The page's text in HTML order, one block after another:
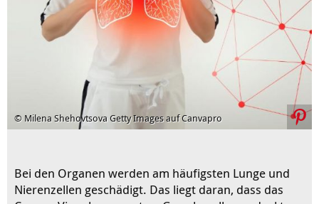
© Milena Shehovtsova Getty Images auf Canvapro
Bei den Organen werden am häufigsten Lunge und
Nierenzellen geschädigt. Das liegt daran, dass das